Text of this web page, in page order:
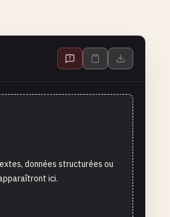
données structurées ou
ici.